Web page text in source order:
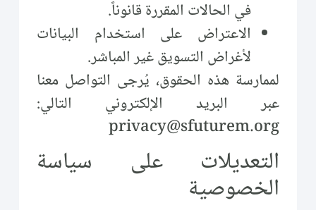
في الحالات المقررة قانوناً.
الاعتراض على استخدام البيانات
لأغراض التسويق غير المباشر.
لممارسة هذه الحقوق، يُرجى التواصل معنا
عبر البريد الإلكتروني التالي:
privacy@sfuturem.org
التعديلات على سياسة
الخصوصية